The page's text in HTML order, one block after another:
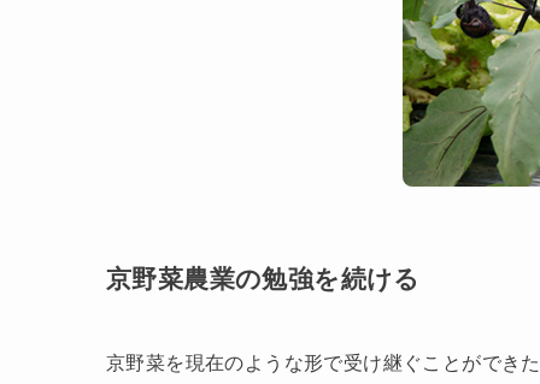
京野菜農業の勉強を続ける
京野菜を現在のような形で受け継ぐことができ